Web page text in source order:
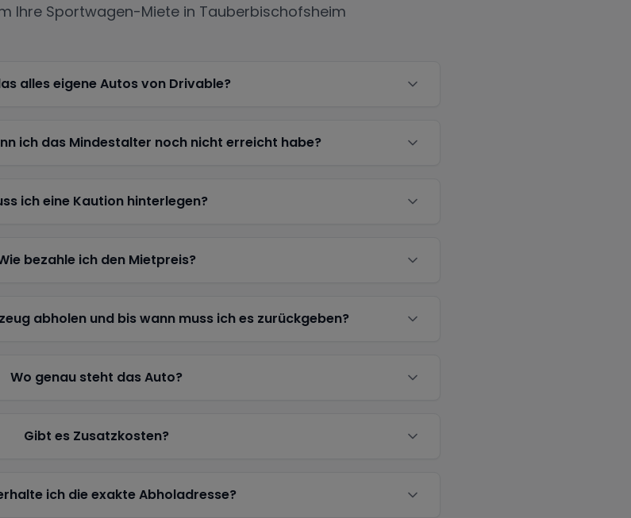
Ihre Sportwagen-Miete in Tauberbischofsheim
alles eigene Autos von Drivable?
ich das Mindestalter noch nicht erreicht habe?
ich eine Kaution hinterlegen?
bezahle ich den Mietpreis?
abholen und bis wann muss ich es zurückgeben?
Wo genau steht das Auto?
Gibt es Zusatzkosten?
ich die exakte Abholadresse?